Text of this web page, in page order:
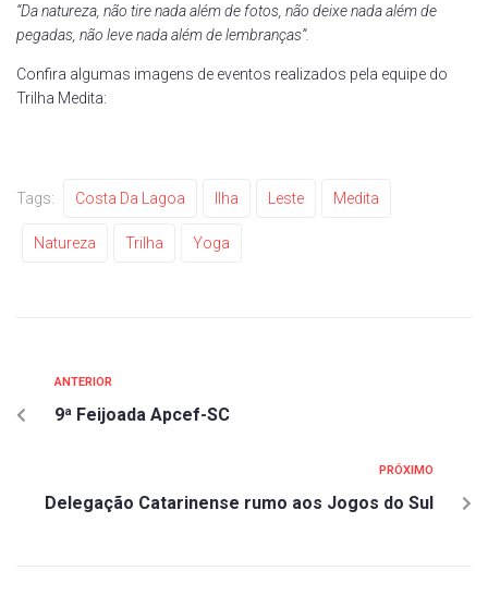
“Da natureza, não tire nada além de fotos, não deixe nada além de
pegadas, não leve nada além de lembranças”.
Confira algumas imagens de eventos realizados pela equipe do
Trilha Medita:
Tags: Costa Da Lagoa Ilha Leste Medita
Natureza Trilha Yoga
ANTERIOR
9ª Feijoada Apcef-SC
PRÓXIMO
Delegação Catarinense rumo aos Jogos do Sul